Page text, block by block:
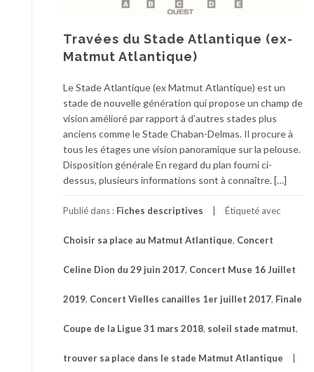
Travées du Stade Atlantique (ex-
Matmut Atlantique)
Le Stade Atlantique (ex Matmut Atlantique) est un
stade de nouvelle génération qui propose un champ de
vision amélioré par rapport à d’autres stades plus
anciens comme le Stade Chaban-Delmas. Il procure à
tous les étages une vision panoramique sur la pelouse.
Disposition générale En regard du plan fourni ci-
dessus, plusieurs informations sont à connaître. […]
Publié dans : Fiches descriptives Étiqueté avec
Choisir sa place au Matmut Atlantique, Concert
Celine Dion du 29 juin 2017, Concert Muse 16 Juillet
2019, Concert Vielles canailles 1er juillet 2017, Finale
Coupe de la Ligue 31 mars 2018, soleil stade matmut,
trouver sa place dans le stade Matmut Atlantique